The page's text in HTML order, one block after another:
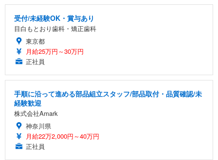
受付/未経験OK・賞与あり
目白もとおり歯科・矯正歯科
東京都
月給25万円～30万円
正社員
手順に沿って進める部品組立スタッフ/部品取付・品質確認/未
経験歓迎
株式会社Amark
神奈川県
月給22万2,000円～40万円
正社員